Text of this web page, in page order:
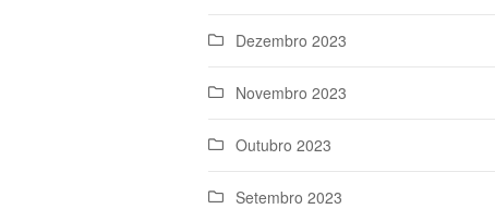
Dezembro 2023
Novembro 2023
Outubro 2023
Setembro 2023